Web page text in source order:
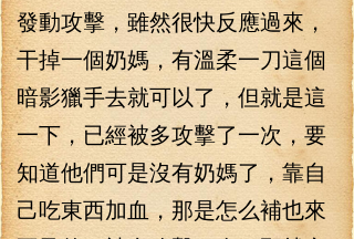
發動攻擊，雖然很快反應過來，
干掉一個奶媽，有溫柔一刀這個
暗影獵手去就可以了，但就是這
一下，已經被多攻擊了一次，要
知道他們可是沒有奶媽了，靠自
己吃東西加血，那是怎么補也來